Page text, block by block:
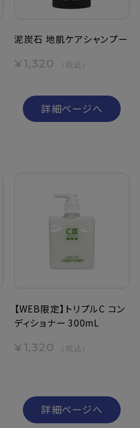
泥炭石 地肌ケアシャンプー
¥1,320 （税込）
詳細ページへ
【WEB限定】トリプルC コン
ディショナー 300mL
¥1,320 （税込）
詳細ページへ